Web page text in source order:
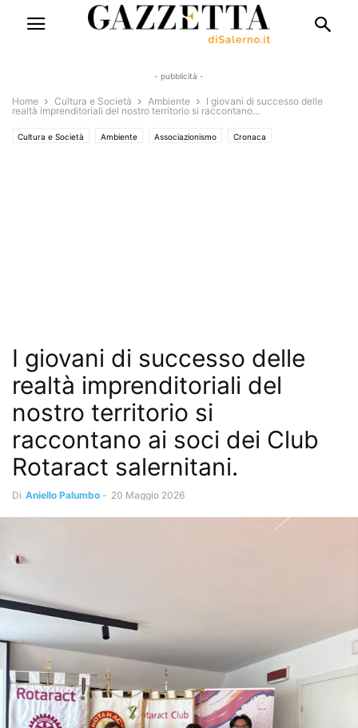
- pubblicità -
Home Cultura e Società Ambiente
I giovani di successo delle
realtà imprenditoriali del nostro territorio si raccontano...
Cultura e Società Ambiente Associazionismo Cronaca
I giovani di successo delle
realtà imprenditoriali del
nostro territorio si
raccontano ai soci dei Club
Rotaract salernitani.
Di Aniello Palumbo - 20 Maggio 2026